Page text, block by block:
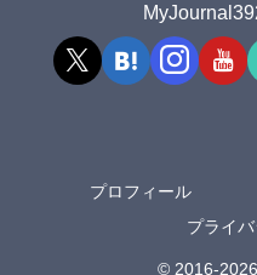
プロフィール
プライ
© 2016-